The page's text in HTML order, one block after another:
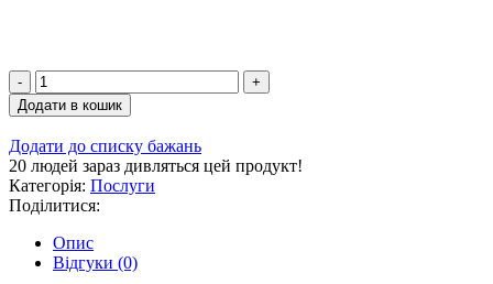
Додати в кошик
Додати до списку бажань
20 людей зараз дивляться цей продукт!
Категорія: Послуги
Поділитися:
Опис
Відгуки (0)